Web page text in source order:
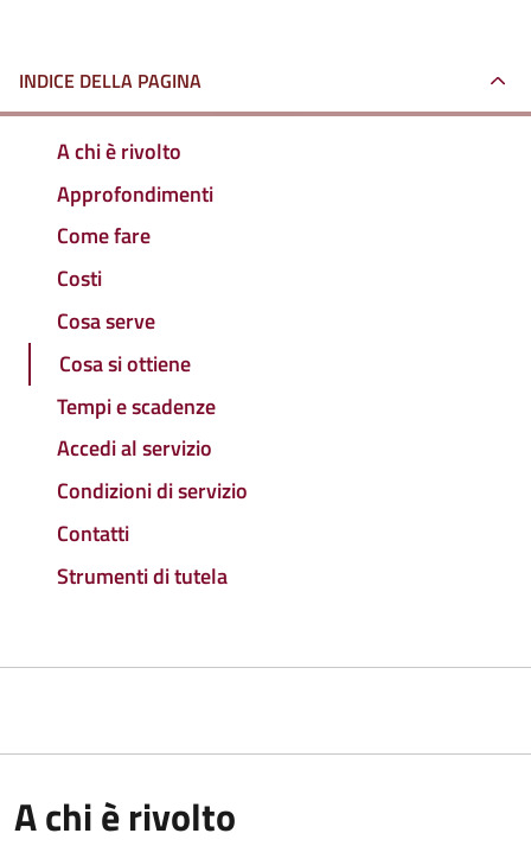
INDICE DELLA PAGINA
A chi è rivolto
Approfondimenti
Come fare
Costi
Cosa serve
Cosa si ottiene
Tempi e scadenze
Accedi al servizio
Condizioni di servizio
Contatti
Strumenti di tutela
A chi è rivolto